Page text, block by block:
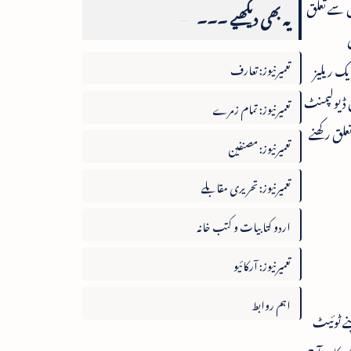
سے تعلق
ریلیز
رکھنے
اپنے ٹوئیٹ
یہ بھی دیکھیے ۔۔۔
تعمیرنیوز: تعارف
تعمیرنیوز: تمام زمرے
تعمیرنیوز: مصنفین
تعمیرنیوز: تحریری مقابلے
اردو کتابیات و کتب خانہ
تعمیرنیوز: آرکائیو
اہم روابط